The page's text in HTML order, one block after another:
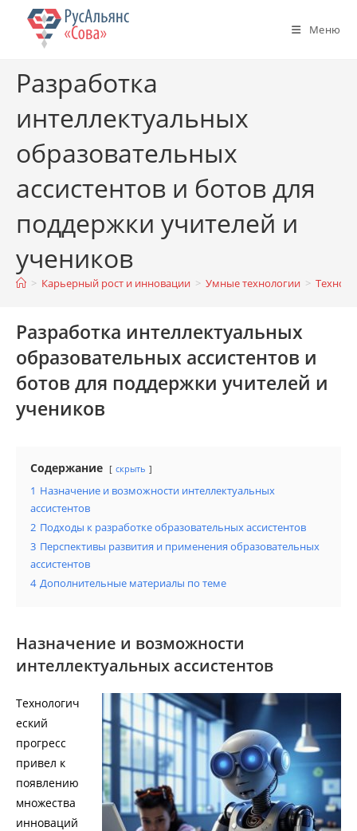
Перейти
содержимому
Меню
Разработка
интеллектуальных
образовательных
ассистентов и ботов для
поддержки учителей и
учеников
> Карьерный рост и инновации > Умные технологии >
Разработка интеллектуальных
образовательных ассистентов и
ботов для поддержки учителей и
учеников
Содержание скрыть
1 Назначение и возможности интеллектуальных
ассистентов
2 Подходы к разработке образовательных ассистентов
3 Перспективы развития и применения образовательных
ассистентов
4 Дополнительные материалы по теме
Назначение и возможности
интеллектуальных ассистентов
Технологич
еский
прогресс
привел к
появлению
множества
инноваций